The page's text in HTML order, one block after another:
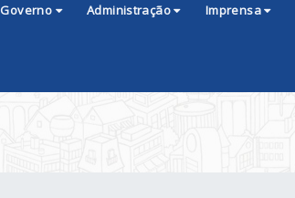
Governo Administração Imprensa